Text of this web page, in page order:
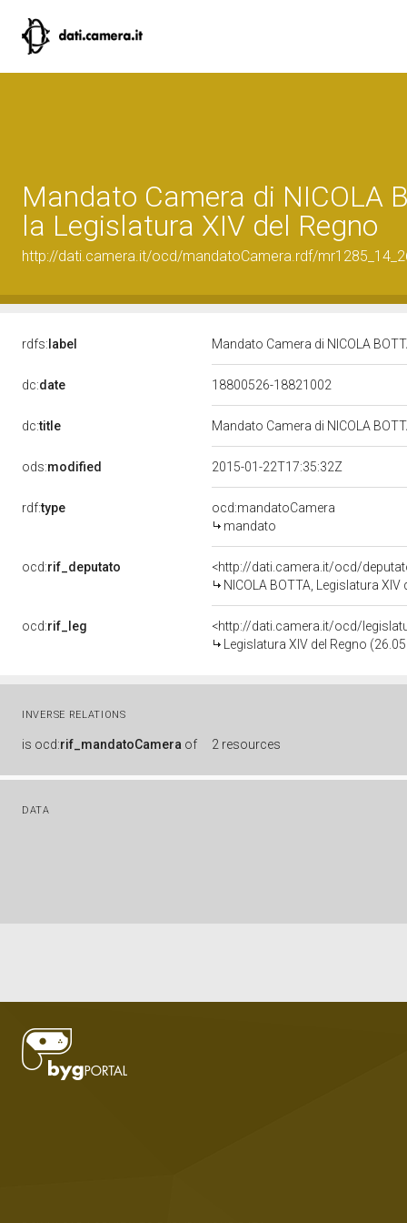
Mandato Camera di NICOLA
la Legislatura XIV del Regno
http://dati.camera.it/ocd/mandatoCamera.rdf/
rdfs: label Mandato Camera di NICOLA
dc:date 18800526-18821002
dc:title Mandato Camera di NICOLA
ods:modified 2015-01-22T17:35:32Z
rdf:type
ocd:mandatoCamera
mandato
ocd:rif_deputato
<http://dati.camera.it/ocd/
NICOLA BOTTA, Legislatura XIV
ocd:rif_leg
<http://dati.camera.it/ocd/
Legislatura XIV del Regno
INVERSE RELATIONS
is ocd:rif_mandatoCamera of 2 resources
DATA